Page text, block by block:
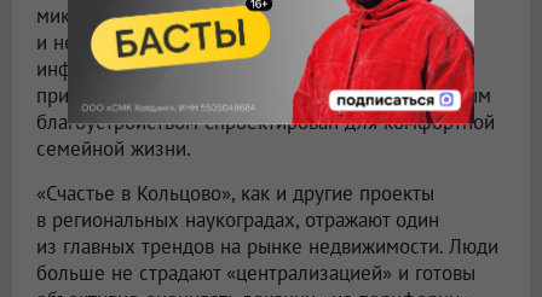
микрорайон с привлекательной архитектурой
и невысокой застройкой, развитой
инфраструктурой и природным окружением,
приватной атмосферой пригорода и комплексным
благоустройством спроектирован для комфортной
семейной жизни.
«Счастье в Кольцово», как и другие проекты
в региональных наукоградах, отражают один
из главных трендов на рынке недвижимости. Люди
больше не страдают «централизацией» и готовы